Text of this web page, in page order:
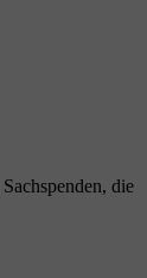
die